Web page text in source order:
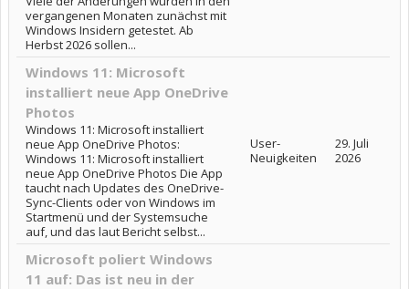
vergangenen Monaten zunächst mit
Windows Insidern getestet. Ab
Herbst 2026 sollen...
Windows 11: Microsoft
installiert neue App OneDrive
Photos
Windows 11: Microsoft installiert
neue App OneDrive Photos:
Windows 11: Microsoft installiert
neue App OneDrive Photos Die App
taucht nach Updates des OneDrive-
Sync-Clients oder von Windows im
Startmenü und der Systemsuche
auf, und das laut Bericht selbst...
User-
Neuigkeiten
29. Juli
2026
Microsoft poliert Windows
11 auf: Das ist neu in der